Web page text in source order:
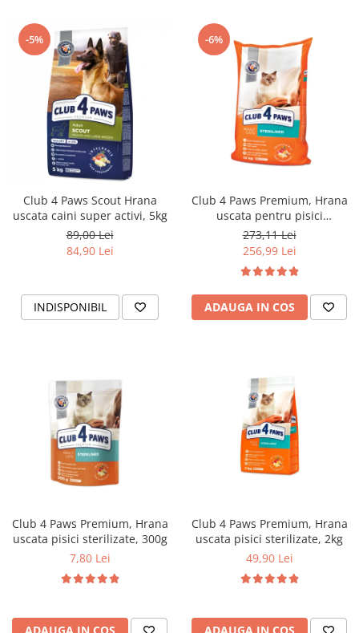
-5%
Club 4 Paws Scout Hrana
uscata caini super activi, 5kg
89,00 Lei
84,90 Lei
INDISPONIBIL
-6%
Club 4 Paws Premium, Hrana
uscata pentru pisici
sterilizate, 14kg
273,11 Lei
256,99 Lei
ADAUGA IN COS
Club 4 Paws Premium, Hrana
uscata pisici sterilizate, 300g
7,80 Lei
Club 4 Paws Premium, Hrana
uscata pisici sterilizate, 2kg
49,90 Lei